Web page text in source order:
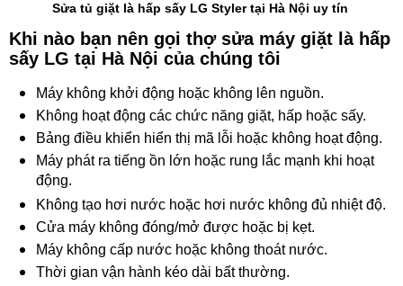
Sửa tủ giặt là hấp sấy LG Styler tại Hà Nội uy tín
Khi nào bạn nên gọi thợ sửa máy giặt là hấp
sấy LG tại Hà Nội của chúng tôi
Máy không khởi động hoặc không lên nguồn.
Không hoạt động các chức năng giặt, hấp hoặc sấy.
Bảng điều khiển hiển thị mã lỗi hoặc không hoạt động.
Máy phát ra tiếng ồn lớn hoặc rung lắc mạnh khi hoạt
động.
Không tạo hơi nước hoặc hơi nước không đủ nhiệt độ.
Cửa máy không đóng/mở được hoặc bị kẹt.
Máy không cấp nước hoặc không thoát nước.
Thời gian vận hành kéo dài bất thường.